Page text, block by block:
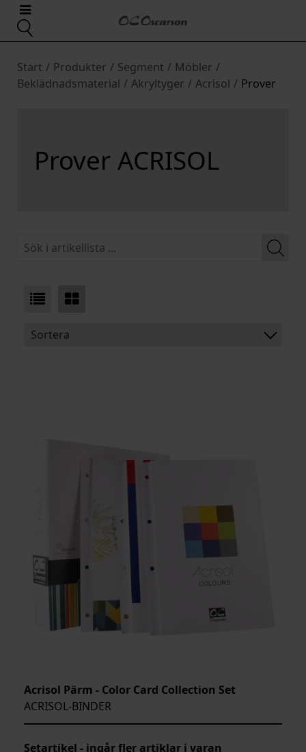
Start / Produkter / Segment / Möbler /
Beklädnadsmaterial / Akryltyger / Acrisol / Prover
Prover ACRISOL
Sortera
Acrisol Pärm - Color Card Collection Set
ACRISOL-BINDER
Setartikel - ingår fler artiklar i varan